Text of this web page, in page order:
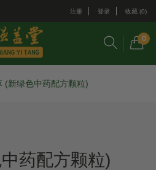
注册 登录 收藏 (0)
0
(新绿色中药配方颗粒)
药配方颗粒)